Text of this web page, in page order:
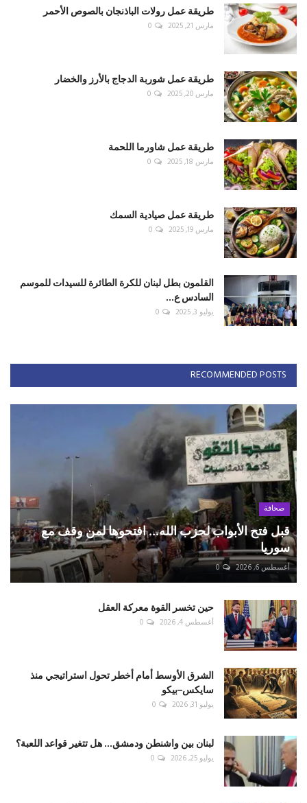
طريقة عمل رولات الباذنجان بالصوص الأحمر
مارس 21, 2025 0
طريقة عمل شوربة الدجاج بالأرز والخضار
مارس 20, 2025 0
طريقة عمل شاورما اللحمة
مارس 18, 2025 0
طريقة عمل صيادية السمك
مارس 19, 2025 0
القلمون بطل لبنان للكرة الطائرة للسيدات للموسم
السادس ع...
يوليو 3, 2025 0
RECOMMENDED POSTS
صحافة
قبل فتح الأبواب لحزب الله... افتحوها لمن وقف مع
سوريا
أغسطس 6, 2026 0
حين تخسر القوة معركة العقل
أغسطس 4, 2026 0
الشرق الأوسط أمام أخطر تحول استراتيجي منذ
سايكس–بيكو
يوليو 31, 2026 0
لبنان بين واشنطن ودمشق... هل تتغير قواعد اللعبة؟
يوليو 25, 2026 0